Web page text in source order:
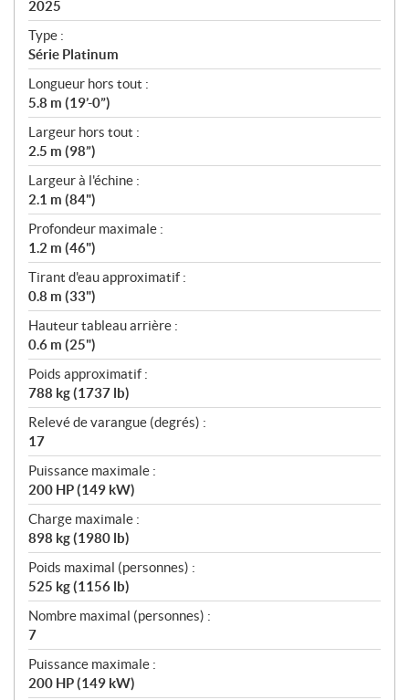
i
c
a
t
i
o
n
s
2025
Type :
Série Platinum
Longueur hors tout :
5.8 m (19’-0”)
Largeur hors tout :
2.5 m (98”)
Largeur à l'échine :
2.1 m (84")
Profondeur maximale :
1.2 m (46")
Tirant d'eau approximatif :
0.8 m (33")
Hauteur tableau arrière :
0.6 m (25")
Poids approximatif :
788 kg (1737 lb)
Relevé de varangue (degrés) :
17
Puissance maximale :
200 HP (149 kW)
Charge maximale :
898 kg (1980 lb)
Poids maximal (personnes) :
525 kg (1156 lb)
Nombre maximal (personnes) :
7
Puissance maximale :
200 HP (149 kW)